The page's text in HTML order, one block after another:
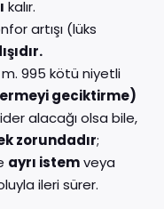
kalır.
artışı (lüks
m. 995 kötü niyetli
geciktirme)
alacağı olsa bile,
zorundadır;
ayrı istemveya
ileri sürer.